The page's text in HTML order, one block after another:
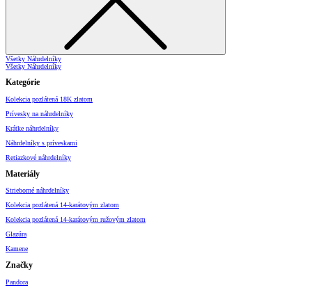
Všetky Náhrdelníky
Všetky Náhrdelníky
Kategórie
Kolekcia pozlátená 18K zlatom
Prívesky na náhrdelníky
Krátke náhrdelníky
Náhrdelníky s príveskami
Retiazkové náhrdelníky
Materiály
Strieborné náhrdelníky
Kolekcia pozlátená 14-karátovým zlatom
Kolekcia pozlátená 14-karátovým ružovým zlatom
Glazúra
Kamene
Značky
Pandora